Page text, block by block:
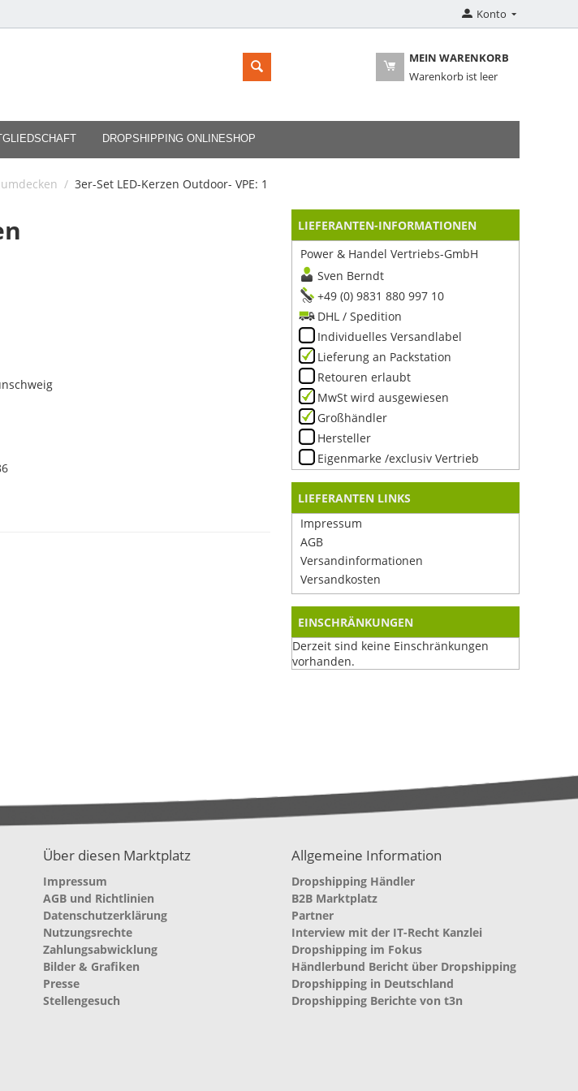
Konto
MEIN WARENKORB
Warenkorb ist leer
DROPSHIPPING ONLINESHOP
/ 3er-Set LED-Kerzen Outdoor- VPE: 1
LIEFERANTEN-INFORMATIONEN
Power & Handel Vertriebs-GmbH
Sven Berndt
+49 (0) 9831 880 997 10
DHL / Spedition
Individuelles Versandlabel
Lieferung an Packstation
Retouren erlaubt
MwSt wird ausgewiesen
Großhändler
Hersteller
Eigenmarke /exclusiv Vertrieb
LIEFERANTEN LINKS
Impressum
AGB
Versandinformationen
Versandkosten
EINSCHRÄNKUNGEN
Derzeit sind keine Einschränkungen
vorhanden.
Über diesen Marktplatz
Impressum
AGB und Richtlinien
Datenschutzerklärung
Nutzungsrechte
Zahlungsabwicklung
Bilder & Grafiken
Presse
Stellengesuch
Allgemeine Information
Dropshipping Händler
B2B Marktplatz
Partner
Interview mit der IT-Recht Kanzlei
Dropshipping im Fokus
Händlerbund Bericht über Dropshipping
Dropshipping in Deutschland
Dropshipping Berichte von t3n